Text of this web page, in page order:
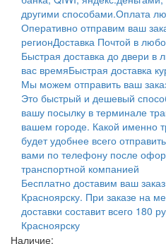
другими способами.Оплата
Оперативно отправим ваш
регионДоставка Почтой в
Быстрая доставка до двери в
вас времяБыстрая доставка
Мы можем отправить ваш
Это быстрый и дешевый
вашу посылку в терминале
вашем городе. Какой именно
будет удобнее всего
вами по телефону после
транспортной компанией
Бесплатно доставим ваш
Красноярску. При заказе на
доставки составит всего 180
Красноярску
Наличие: